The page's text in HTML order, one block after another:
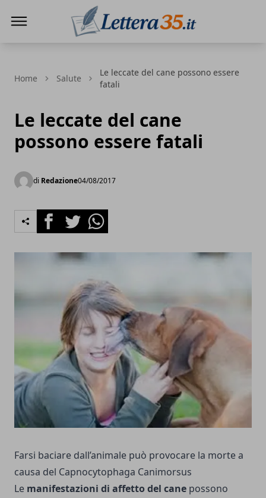
Home Salute
Le leccate del cane possono essere
fatali
Le leccate del cane
possono essere fatali
di Redazione04/08/2017
FacebookTwitterWhatsapp
Farsi baciare dall’animale può provocare la morte a
causa del Capnocytophaga Canimorsus
Le manifestazioni di affetto del cane possono